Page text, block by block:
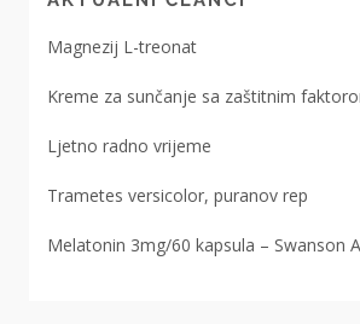
Magnezij L-treonat
Kreme za sunčanje sa zaštitnim
Ljetno radno vrijeme
Trametes versicolor, puranov rep
Melatonin 3mg/60 kapsula – Swanson